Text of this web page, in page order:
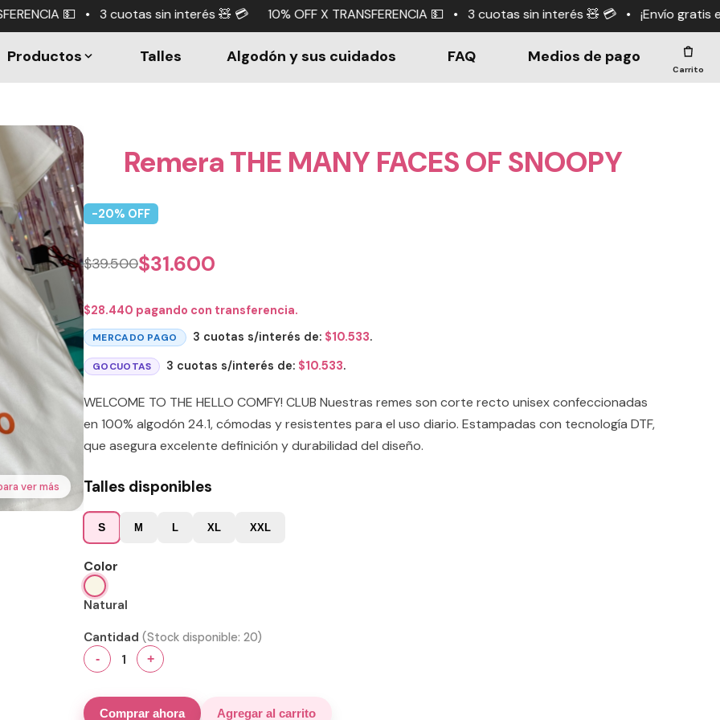
sin interés 🧸 💳 10% OFF X TRANSFERENCIA 💵 • 3 cuotas sin interés 🧸 💳 • ¡Envío gratis en compras
Productos Talles Algodón y sus cuidados FAQ Medios de pago
Carrito
ver más
Remera THE MANY FACES OF SNOOPY
-20% OFF
$39.500$31.600
$28.440 pagando con transferencia.
MERCADO PAGO 3 cuotas s/interés de: $10.533.
GOCUOTAS 3 cuotas s/interés de: $10.533.
WELCOME TO THE HELLO COMFY! CLUB Nuestras remes son corte recto unisex confeccionadas
en 100% algodón 24.1, cómodas y resistentes para el uso diario. Estampadas con tecnología DTF,
que asegura excelente definición y durabilidad del diseño.
Talles disponibles
S M L XL XXL
Color
Natural
Cantidad (Stock disponible: 20)
- 1 +
Comprar ahora Agregar al carrito